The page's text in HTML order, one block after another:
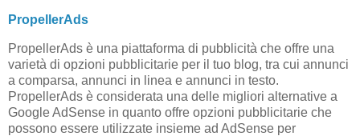
PropellerAds
PropellerAds è una piattaforma di pubblicità che offre una
varietà di opzioni pubblicitarie per il tuo blog, tra cui annunci
a comparsa, annunci in linea e annunci in testo.
PropellerAds è considerata una delle migliori alternative a
Google AdSense in quanto offre opzioni pubblicitarie che
possono essere utilizzate insieme ad AdSense per